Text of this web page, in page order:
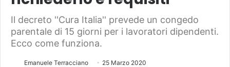
Il decreto ''Cura Italia'' prevede un congedo
parentale di 15 giorni per i lavoratori dipendenti.
Ecco come funziona.
Emanuele Terracciano 25 Marzo 2020